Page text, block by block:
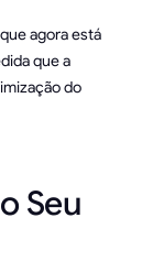
agora está
que a
do
Seu